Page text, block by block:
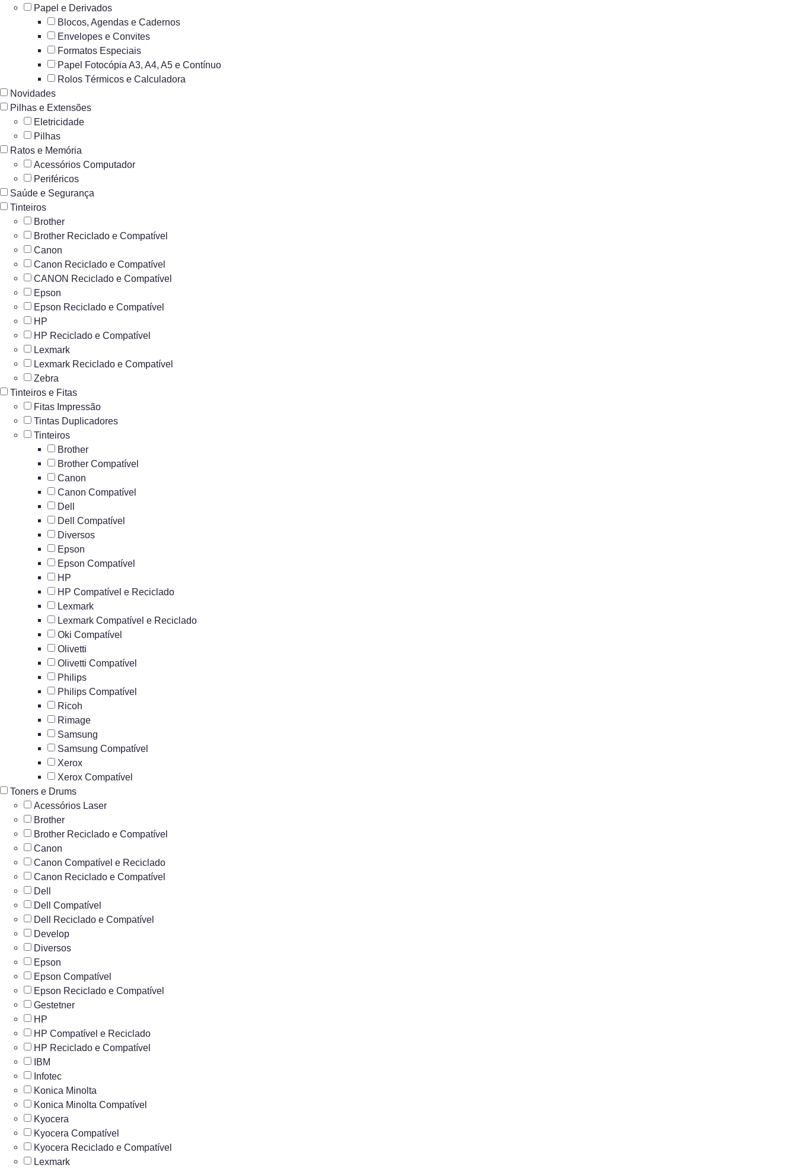
Papel e Derivados
Blocos, Agendas e Cadernos
Envelopes e Convites
Formatos Especiais
Papel Fotocópia A3, A4, A5 e Contínuo
Rolos Térmicos e Calculadora
Novidades
Pilhas e Extensões
Eletricidade
Pilhas
Ratos e Memória
Acessórios Computador
Periféricos
Saúde e Segurança
Tinteiros
Brother
Brother Reciclado e Compatível
Canon
Canon Reciclado e Compatível
CANON Reciclado e Compatível
Epson
Epson Reciclado e Compatível
HP
HP Reciclado e Compatível
Lexmark
Lexmark Reciclado e Compatível
Zebra
Tinteiros e Fitas
Fitas Impressão
Tintas Duplicadores
Tinteiros
Brother
Brother Compatível
Canon
Canon Compatível
Dell
Dell Compatível
Diversos
Epson
Epson Compatível
HP
HP Compatível e Reciclado
Lexmark
Lexmark Compatível e Reciclado
Oki Compatível
Olivetti
Olivetti Compatível
Philips
Philips Compatível
Ricoh
Rimage
Samsung
Samsung Compatível
Xerox
Xerox Compatível
Toners e Drums
Acessórios Laser
Brother
Brother Reciclado e Compatível
Canon
Canon Compatível e Reciclado
Canon Reciclado e Compatível
Dell
Dell Compatível
Dell Reciclado e Compatível
Develop
Diversos
Epson
Epson Compatível
Epson Reciclado e Compatível
Gestetner
HP
HP Compatível e Reciclado
HP Reciclado e Compatível
IBM
Infotec
Konica Minolta
Konica Minolta Compatível
Kyocera
Kyocera Compatível
Kyocera Reciclado e Compatível
Lexmark